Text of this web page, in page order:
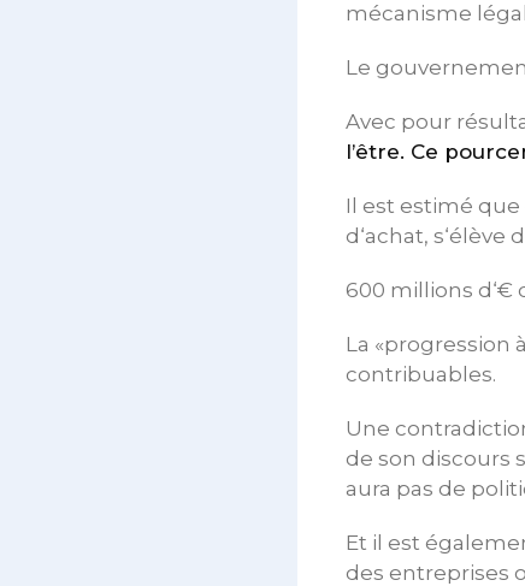
mécanisme
Le
Avec pour
l’être. Ce
Il est estimé que
d‘achat, s‘élève
600 millions d‘€
La «progression
contribuables.
Une
de son discours
aura pas de
Et il est
des entreprises